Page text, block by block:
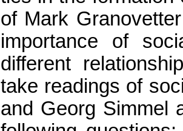
of Mark
importance of
different
take readings of
and Georg Simmel